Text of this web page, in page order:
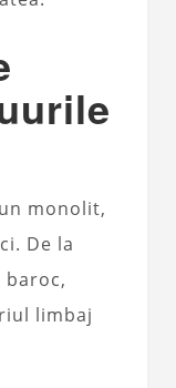
monolit,
De la
limbaj